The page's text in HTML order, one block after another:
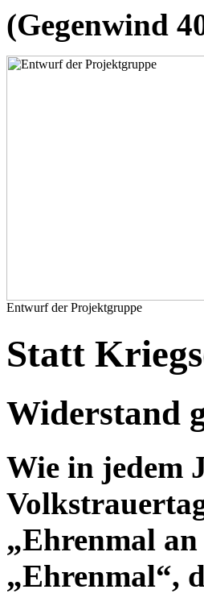
(Gegenwind
Entwurf der Projektgruppe
Statt
Widerstand
Wie in jedem
„Ehrenmal an
„Ehrenmal“,